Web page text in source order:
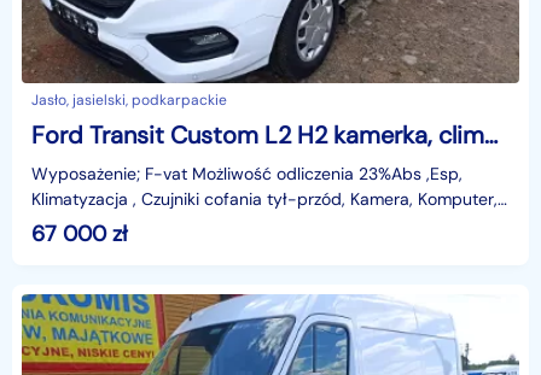
Jasło, jasielski, podkarpackie
Ford Transit Custom L2 H2 kamerka, clima, gps.
Wyposażenie; F-vat Możliwość odliczenia 23%Abs ,Esp,
Klimatyzacja , Czujniki cofania tył-przód, Kamera, Komputer,
Tempomat, 1 X Poduszka powietrzna, Elektryczne
67 000zł